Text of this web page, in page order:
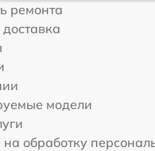
ремонта
модели
на обработку